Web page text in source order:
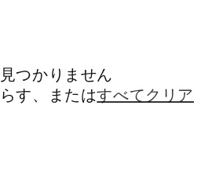
つかりません
す、またはすべてクリア